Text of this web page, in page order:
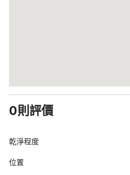
0則評價
乾淨程度
位置